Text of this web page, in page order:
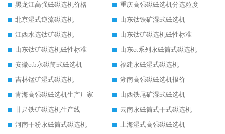
黑龙江高强磁磁选机价格
重庆高强磁磁选机分选粒度
北京湿式逆流磁选机
山东钛铁矿湿式磁选机
江西水选钛矿磁选机
山东钛矿磁选机磁性标准
山东钛矿磁选机磁性标准
山东ct系列永磁筒式磁选机
安徽ctb永磁筒式磁选机
福建永磁湿式磁选机
吉林锰矿湿式磁选机
湖南高强磁磁选机报价
青海高强磁磁选机生产厂家
山西铁尾矿湿式磁选机
甘肃铁矿磁选机生产线
云南永磁筒式干式磁选机
河南干粉永磁筒式磁选机
上海湿式高强磁磁选机